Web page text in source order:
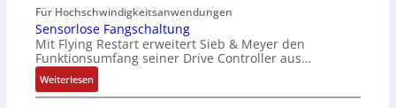
i
t
u
r
n
-
L
a
e
r
t
P
C
N
t
Für Hochschwindigkeitsanwendungen
Sensorlose Fangschaltung
Mit Flying Restart erweitert Sieb & Meyer den
Funktionsumfang seiner Drive Controller aus…
Weiterlesen:
S